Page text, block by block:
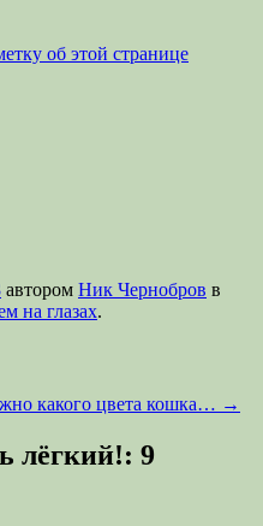
автором Ник Чернобров в
на глазах.
какого цвета кошка… →
лёгкий!: 9